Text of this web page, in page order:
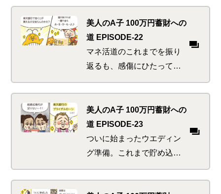
るA子。いかしたマンショ
ン、ステキな戸建て～妄想
を広げる楽しい時間。先立
つもののアテを除けば…
美人のA子 100万円蓄財への
道 EPISODE-22
マネ活道のこれまでを振り
返るも、感傷にひたってい
る場合ではないA子。まだマ
ネ活美人進化の途中、精進
せねば！！焦りに駆られる
中「たまには運試しでもす
ればいいじゃん～」と誘惑
の声が…
美人のA子 100万円蓄財への
道 EPISODE-23
ついに始まったウエディン
グ準備。これまで貯め込ん
だかいがあったわ！と式場
だけはケチらず大奮発。と